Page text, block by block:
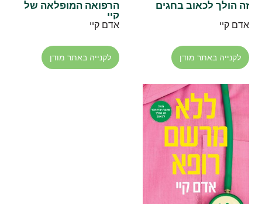
זה הולך לכאוב בחגים
אדם קיי
לקנייה באתר מודן
הרפואה המופלאה של
קיי
אדם קיי
לקנייה באתר מודן